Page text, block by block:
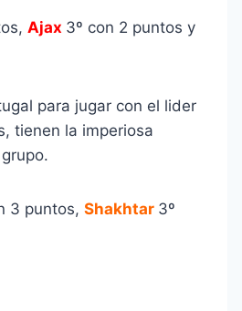
Ajax 3º con 2 puntos y
para jugar con el lider
tienen la imperiosa
3 puntos, Shakhtar 3º